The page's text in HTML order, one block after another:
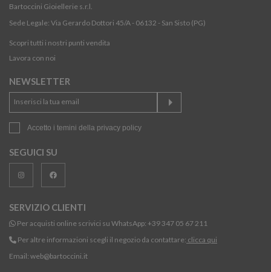
Bartoccini Gioiellerie s.r.l.
Sede Legale: Via Gerardo Dottori 45/A - 06132 - San Sisto (PG)
Scopri tutti i nostri punti vendita
Lavora con noi
NEWSLETTER
Accetto i temini della privacy policy
SEGUICI SU
SERVIZIO CLIENTI
Per acquisti online scrivici su WhatsApp: +39 347 05 67 211
Per altre informazioni scegli il negozio da contattare: clicca qui
Email: web@bartoccini.it